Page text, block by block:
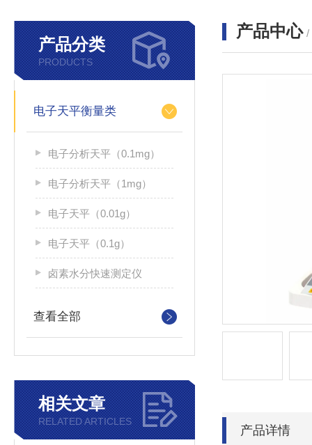
产品分类
PRODUCTS
电子天平衡量类
电子分析天平（0.1mg）
电子分析天平（1mg）
电子天平（0.01g）
电子天平（0.1g）
卤素水分快速测定仪
查看全部
相关文章
RELATED ARTICLES
产品中心 /
产品详情